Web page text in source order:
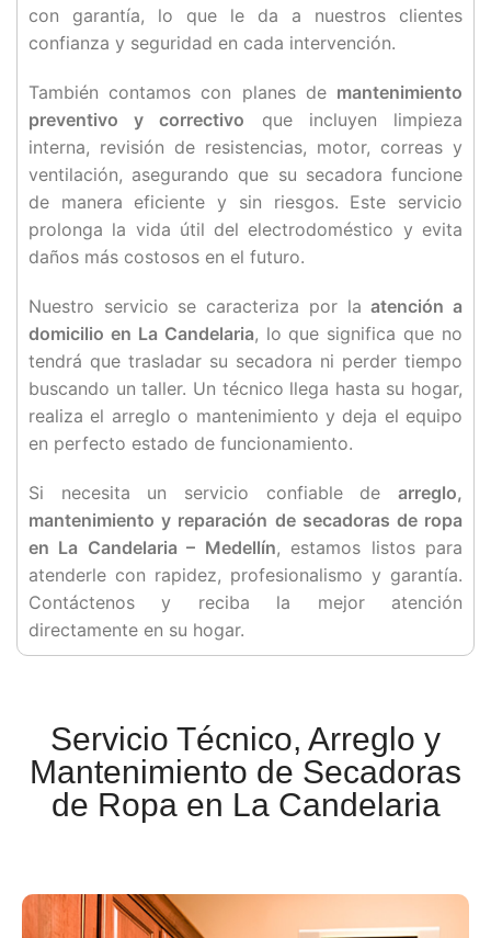
con garantía, lo que le da a nuestros clientes
confianza y seguridad en cada intervención.
También contamos con planes de mantenimiento
preventivo y correctivo que incluyen limpieza
interna, revisión de resistencias, motor, correas y
ventilación, asegurando que su secadora funcione
de manera eficiente y sin riesgos. Este servicio
prolonga la vida útil del electrodoméstico y evita
daños más costosos en el futuro.
Nuestro servicio se caracteriza por laatención a
domicilio en La Candelaria, lo que significa que no
tendrá que trasladar su secadora ni perder tiempo
buscando un taller. Un técnico llega hasta su hogar,
realiza el arreglo o mantenimiento y deja el equipo
en perfecto estado de funcionamiento.
Si necesita un servicio confiable de arreglo,
mantenimiento y reparación de secadoras de ropa
en La Candelaria – Medellín, estamos listos para
atenderle con rapidez, profesionalismo y garantía.
Contáctenos y reciba la mejor atención
directamente en su hogar.
Servicio Técnico, Arreglo y
Mantenimiento de Secadoras
de Ropa en La Candelaria